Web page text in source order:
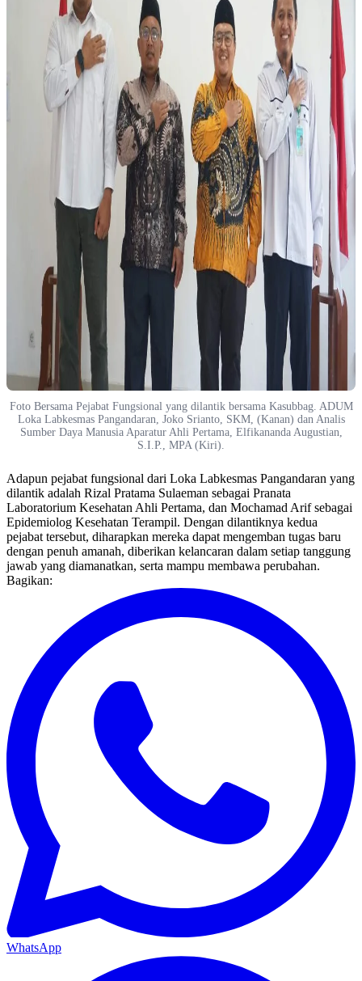
Foto Bersama Pejabat Fungsional yang dilantik bersama Kasubbag. ADUM
Loka Labkesmas Pangandaran, Joko Srianto, SKM, (Kanan) dan Analis
Sumber Daya Manusia Aparatur Ahli Pertama, Elfikananda Augustian,
S.I.P., MPA (Kiri).
Adapun pejabat fungsional dari Loka Labkesmas Pangandaran yang
dilantik adalah Rizal Pratama Sulaeman sebagai Pranata
Laboratorium Kesehatan Ahli Pertama, dan Mochamad Arif sebagai
Epidemiolog Kesehatan Terampil. Dengan dilantiknya kedua
pejabat tersebut, diharapkan mereka dapat mengemban tugas baru
dengan penuh amanah, diberikan kelancaran dalam setiap tanggung
jawab yang diamanatkan, serta mampu membawa perubahan.
Bagikan:
WhatsApp